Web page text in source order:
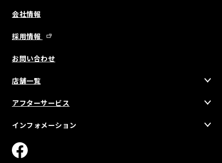
会社情報
採用情報
お問い合わせ
店舗一覧
アフターサービス
インフォメーション